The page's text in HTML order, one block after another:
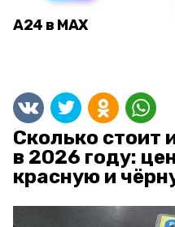
А24 в MAX
Сколько стоит
в 2026 году:
красную и